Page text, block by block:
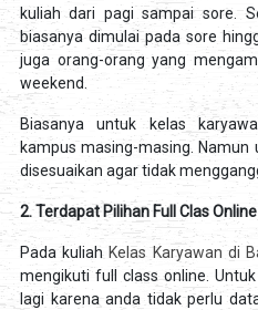
kuliah dari pagi sampai sore.
biasanya dimulai pada sore
juga orang-orang yang
weekend.
Biasanya untuk kelas
kampus masing-masing.
disesuaikan agar tidak
2. Terdapat Pilihan Full Clas Online
Pada kuliah Kelas Karyawan di
mengikuti full class online.
lagi karena anda tidak perlu